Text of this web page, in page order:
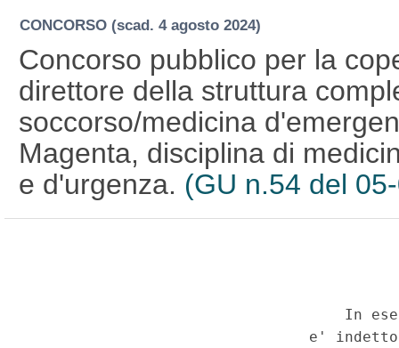
CONCORSO (scad. 4 agosto 2024)
Concorso pubblico per la
direttore della struttura
soccorso/medicina
Magenta, disciplina di
e d'urgenza. (GU n.54 del